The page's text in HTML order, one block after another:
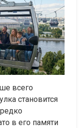
всего
становится
в его памяти